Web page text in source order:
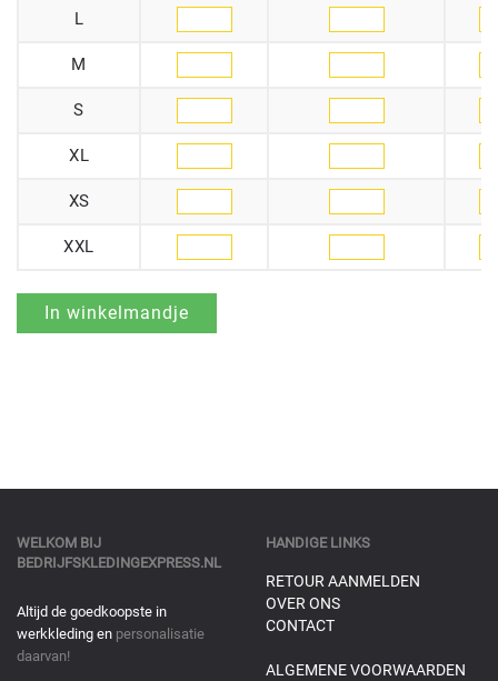
L
M
S
XL
XS
XXL
WELKOM BIJ
BEDRIJFSKLEDINGEXPRESS.NL
Altijd de goedkoopste in
werkkleding en personalisatie
daarvan!
HANDIGE LINKS
RETOUR AANMELDEN
OVER ONS
CONTACT
ALGEMENE VOORWAARDEN